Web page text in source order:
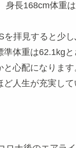
身長168cm体重
を拝見すると少
準体重は62.1kg
心配になります
ど人生が充実し